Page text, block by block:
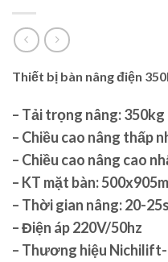
Thiết bị bàn nâng điện
– Tải trọng nâng: 350kg
– Chiều cao nâng thấp
– Chiều cao nâng cao
– KT mặt bàn:
– Thời gian nâng: 20-25s
– Điện áp 220V/50hz
– Thương hiệu Nichilift-